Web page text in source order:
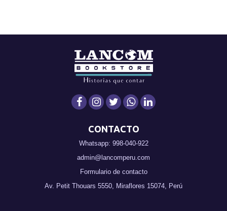
CONTACTO
Whatsapp: 998-040-922
admin@lancomperu.com
Formulario de contacto
Av. Petit Thouars 5550, Miraflores 15074, Perú